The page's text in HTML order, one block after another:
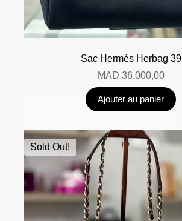
Sac Hermès Herbag 39
MAD 36.000,00
Ajouter au panier
Sold Out!